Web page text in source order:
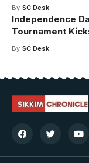
By SC Desk
Independence
Tournament
By SC Desk